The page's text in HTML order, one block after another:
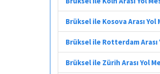
Brüksel ile Kosova Arası
Brüksel ile Rotterdam
Brüksel ile Zürih Arası Yol